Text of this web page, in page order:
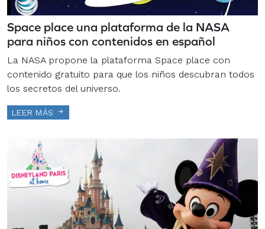
Space place una plataforma de la NASA
para niños con contenidos en español
La NASA propone la plataforma Space place con
contenido gratuito para que los niños descubran todos
los secretos del universo.
LEER MÁS